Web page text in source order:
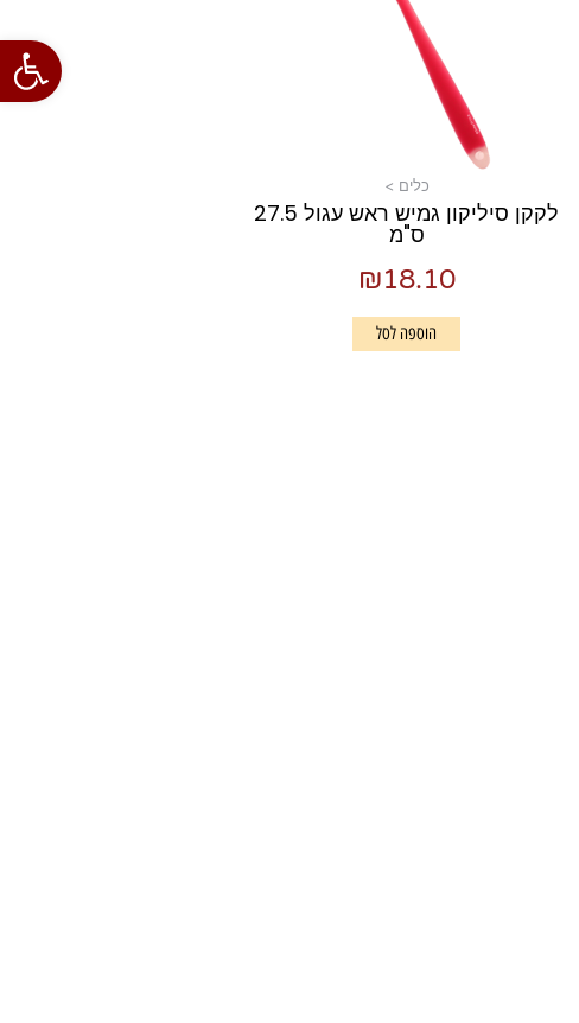
פתח
כלים >
לקקן סיליקון גמיש ראש עגול 27.5
ס"מ
₪18.10
הוספה לסל